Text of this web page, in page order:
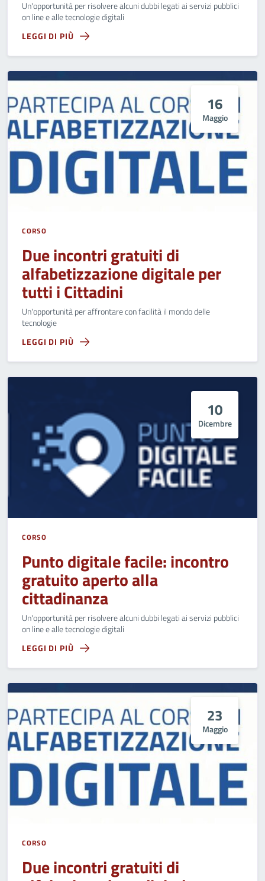
Un'opportunità per risolvere alcuni dubbi legati ai servizi pubblici
on line e alle tecnologie digitali
LEGGI DI PIÙ
16
Maggio
CORSO
Due incontri gratuiti di
alfabetizzazione digitale per
tutti i Cittadini
Un'opportunità per affrontare con facilità il mondo delle
tecnologie
LEGGI DI PIÙ
10
Dicembre
CORSO
Punto digitale facile: incontro
gratuito aperto alla
cittadinanza
Un'opportunità per risolvere alcuni dubbi legati ai servizi pubblici
on line e alle tecnologie digitali
LEGGI DI PIÙ
23
Maggio
CORSO
Due incontri gratuiti di